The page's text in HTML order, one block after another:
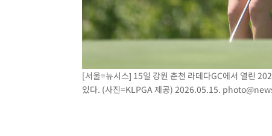
[속보]'채상병 순직 책임' 임성근, 항소심도 징역 3년
[속보]종합특검, '관저이전 봐주기 감사' 유병호 구속기소
민주 콩고 에볼라환자 4천명 돌파, 4053명 발생 1850명 사망
[서울=뉴시스] 15일 강원 춘천 라데다GC에서 열린
있다. (사진=KLPGA 제공) 2026.05.15.